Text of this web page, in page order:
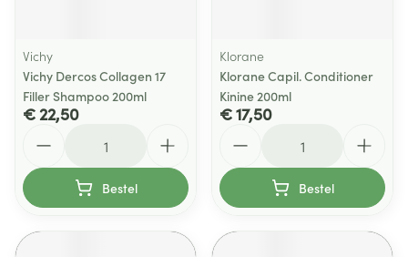
Vichy
Vichy Dercos Collagen 17
Filler Shampoo 200ml
€ 22,50
Bestel
Klorane
Klorane Capil. Conditioner
Kinine 200ml
€ 17,50
Bestel